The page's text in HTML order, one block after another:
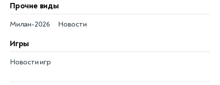
Прочие виды
Новости
Милан-2026
Игры
Новости игр